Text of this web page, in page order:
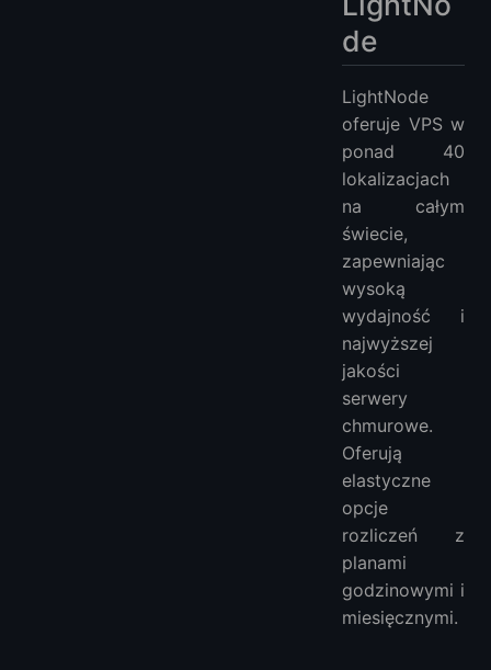
de
LightNode
oferuje VPS w
ponad 40
lokalizacjach
na całym
świecie,
zapewniając
wysoką
wydajność i
najwyższej
jakości
serwery
chmurowe.
Oferują
elastyczne
opcje
rozliczeń z
planami
godzinowymi i
miesięcznymi.